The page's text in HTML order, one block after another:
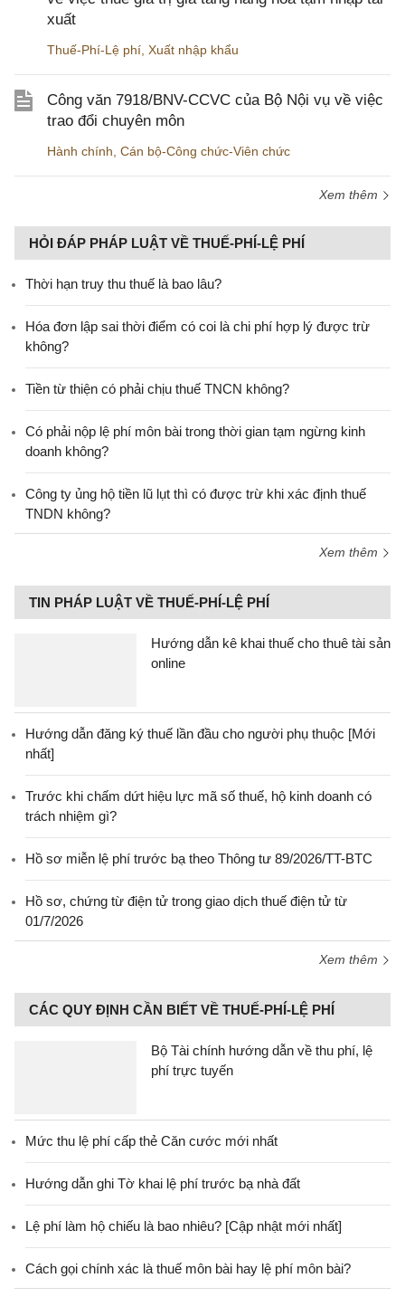
xuất
Thuế-Phí-Lệ phí Xuất nhập khẩu
Công văn 7918/BNV-CCVC của Bộ Nội vụ về việc
trao đổi chuyên môn
Hành chính Cán bộ-Công chức-Viên chức
Xem thêm
HỎI ĐÁP PHÁP LUẬT VỀ THUẾ-PHÍ-LỆ PHÍ
Thời hạn truy thu thuế là bao lâu?
Hóa đơn lập sai thời điểm có coi là chi phí hợp lý được trừ
không?
Tiền từ thiện có phải chịu thuế TNCN không?
Có phải nộp lệ phí môn bài trong thời gian tạm ngừng kinh
doanh không?
Công ty ủng hộ tiền lũ lụt thì có được trừ khi xác định thuế
TNDN không?
Xem thêm
TIN PHÁP LUẬT VỀ THUẾ-PHÍ-LỆ PHÍ
Hướng dẫn kê khai thuế cho thuê tài sản
online
Hướng dẫn đăng ký thuế lần đầu cho người phụ thuộc [Mới
nhất]
Trước khi chấm dứt hiệu lực mã số thuế, hộ kinh doanh có
trách nhiệm gì?
Hồ sơ miễn lệ phí trước bạ theo Thông tư 89/2026/TT-BTC
Hồ sơ, chứng từ điện tử trong giao dịch thuế điện tử từ
01/7/2026
Xem thêm
CÁC QUY ĐỊNH CẦN BIẾT VỀ THUẾ-PHÍ-LỆ PHÍ
Bộ Tài chính hướng dẫn về thu phí, lệ
phí trực tuyến
Mức thu lệ phí cấp thẻ Căn cước mới nhất
Hướng dẫn ghi Tờ khai lệ phí trước bạ nhà đất
Lệ phí làm hộ chiếu là bao nhiêu? [Cập nhật mới nhất]
Cách gọi chính xác là thuế môn bài hay lệ phí môn bài?